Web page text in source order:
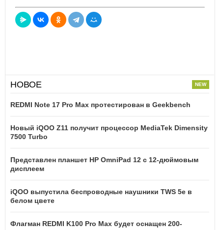
НОВОЕ
REDMI Note 17 Pro Max протестирован в Geekbench
Новый iQOO Z11 получит процессор MediaTek Dimensity
7500 Turbo
Представлен планшет HP OmniPad 12 с 12-дюймовым
дисплеем
iQOO выпустила беспроводные наушники TWS 5e в
белом цвете
Флагман REDMI K100 Pro Max будет оснащен 200-